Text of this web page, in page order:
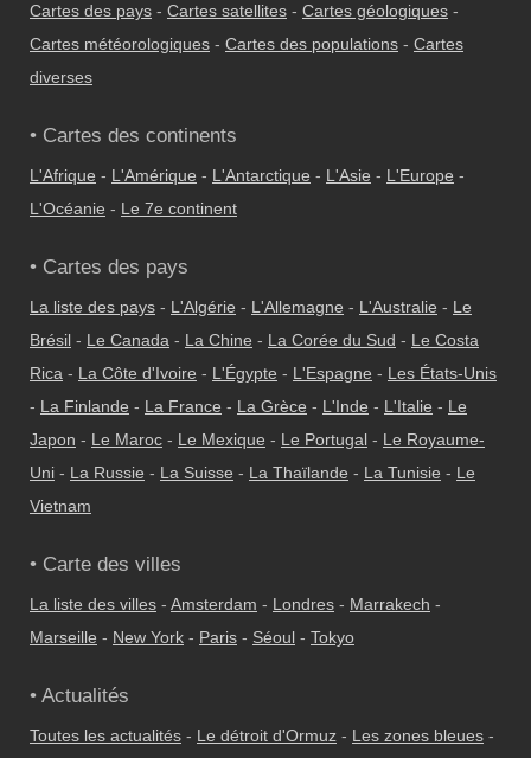
Cartes des pays - Cartes satellites - Cartes géologiques -
Cartes météorologiques - Cartes des populations - Cartes
diverses
• Cartes des continents
L'Afrique - L'Amérique - L'Antarctique - L'Asie - L'Europe -
L'Océanie - Le 7e continent
• Cartes des pays
La liste des pays - L'Algérie - L'Allemagne - L'Australie - Le
Brésil - Le Canada - La Chine - La Corée du Sud - Le Costa
Rica - La Côte d'Ivoire - L'Égypte - L'Espagne - Les États-Unis
- La Finlande - La France - La Grèce - L'Inde - L'Italie - Le
Japon - Le Maroc - Le Mexique - Le Portugal - Le Royaume-
Uni - La Russie - La Suisse - La Thaïlande - La Tunisie - Le
Vietnam
• Carte des villes
La liste des villes - Amsterdam - Londres - Marrakech -
Marseille - New York - Paris - Séoul - Tokyo
• Actualités
Toutes les actualités - Le détroit d'Ormuz - Les zones bleues -